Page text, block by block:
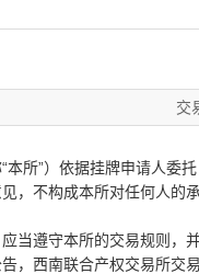
交
所”）依据挂牌申请人委
，不构成本所对任何人
当遵守本所的交易规则，
，西南联合产权交易所